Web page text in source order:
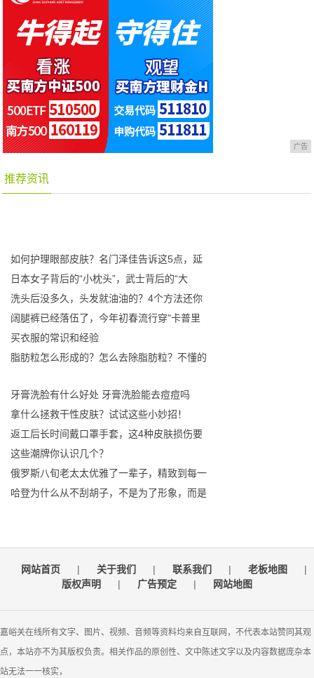
广告
推荐资讯
如何护理眼部皮肤？名门泽佳告诉这5点，延
日本女子背后的“小枕头”，武士背后的“大
洗头后没多久，头发就油油的？4个方法还你
阔腿裤已经落伍了，今年初春流行穿"卡普里
买衣服的常识和经验
脂肪粒怎么形成的？怎么去除脂肪粒？不懂的
牙膏洗脸有什么好处 牙膏洗脸能去痘痘吗
拿什么拯救干性皮肤？试试这些小妙招！
返工后长时间戴口罩手套，这4种皮肤损伤要
这些潮牌你认识几个？
俄罗斯八旬老太太优雅了一辈子，精致到每一
哈登为什么从不刮胡子，不是为了形象，而是
网站首页 | 关于我们 | 联系我们 | 老板地图
|
版权声明
| 广告预定 | 网站地图
嘉峪关在线所有文字、图片、视频、音频等资料均来自互联网，不代表本站赞同其观
点，本站亦不为其版权负责。相关作品的原创性、文中陈述文字以及内容数据庞杂本
站无法一一核实，